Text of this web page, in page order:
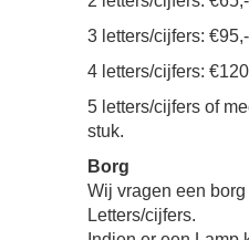
3 letters/cijfers:
4 letters/cijfers:
5 letters/cijfers of
stuk.
Borg
Wij vragen een
Letters/cijfers.